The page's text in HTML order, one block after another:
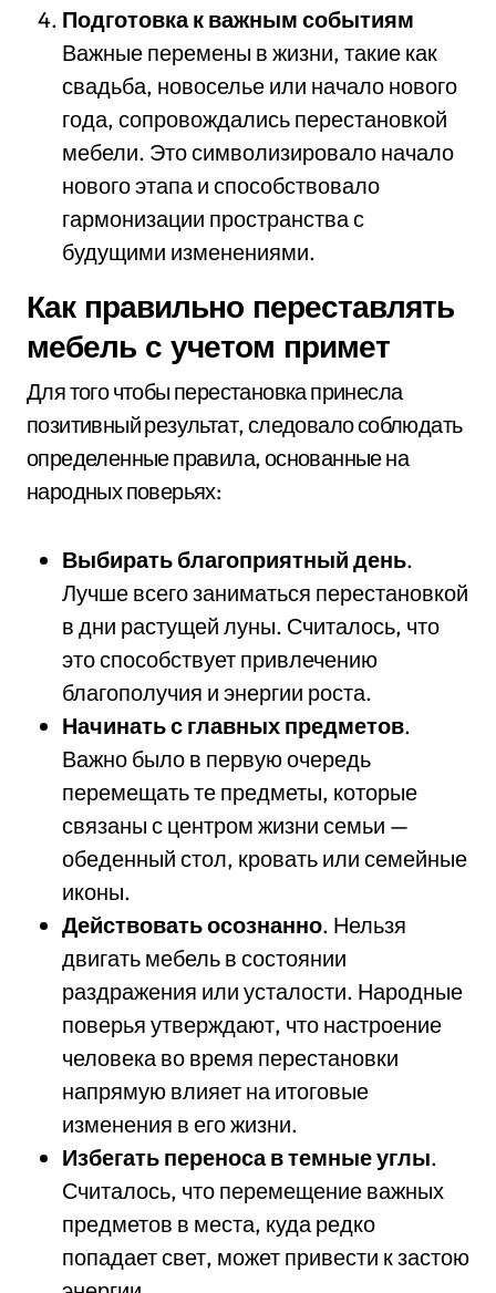
Подготовка к важным событиям
Важные перемены в жизни, такие как
свадьба, новоселье или начало нового
года, сопровождались перестановкой
мебели. Это символизировало начало
нового этапа и способствовало
гармонизации пространства с
будущими изменениями.
Как правильно переставлять
мебель с учетом примет
Для того чтобы перестановка принесла
позитивный результат, следовало соблюдать
определенные правила, основанные на
народных поверьях:
Выбирать благоприятный день.
Лучше всего заниматься перестановкой
в дни растущей луны. Считалось, что
это способствует привлечению
благополучия и энергии роста.
Начинать с главных предметов.
Важно было в первую очередь
перемещать те предметы, которые
связаны с центром жизни семьи —
обеденный стол, кровать или семейные
иконы.
Действовать осознанно. Нельзя
двигать мебель в состоянии
раздражения или усталости. Народные
поверья утверждают, что настроение
человека во время перестановки
напрямую влияет на итоговые
изменения в его жизни.
Избегать переноса в темные углы.
Считалось, что перемещение важных
предметов в места, куда редко
попадает свет, может привести к застою